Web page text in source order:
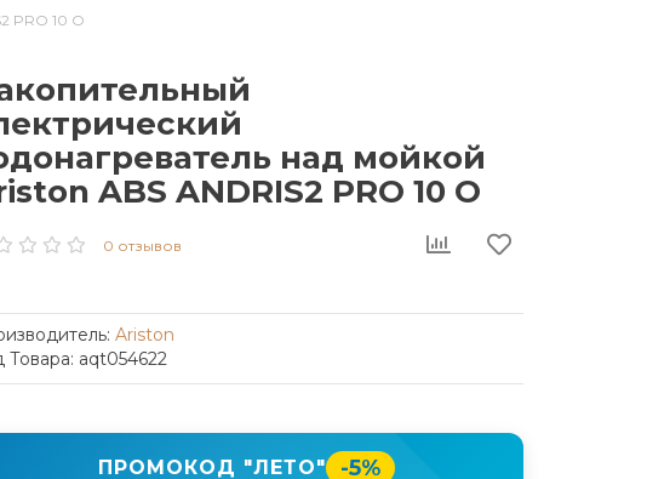
PRO 10 O
над мойкой
ABS ANDRIS2 PRO 10 O
0 отзывов
Ariston
Товара: aqt054622
ПРОМОКОД "ЛЕТО" -5%